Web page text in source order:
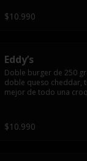
$10.990
Eddy’s
Doble burger de 250
doble queso cheddar,
mejor de todo una
$10.990